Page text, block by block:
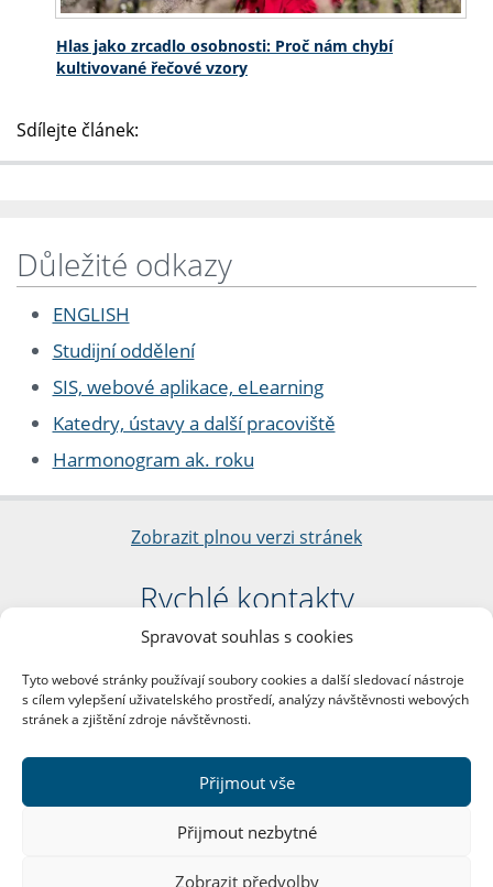
Spravovat souhlas s cookies
Tyto webové stránky používají soubory cookies a další sledovací nástroje
s cílem vylepšení uživatelského prostředí, analýzy návštěvnosti webových
stránek a zjištění zdroje návštěvnosti.
Přijmout vše
Přijmout nezbytné
Zobrazit předvolby
Hlas jako zrcadlo osobnosti: Proč nám chybí
kultivované řečové vzory
Sdílejte článek:
Důležité odkazy
ENGLISH
Studijní oddělení
SIS, webové aplikace, eLearning
Katedry, ústavy a další pracoviště
Harmonogram ak. roku
Zobrazit plnou verzi stránek
Rychlé kontakty
Filozofická fakulta
nám. Jana Palacha 1/2
116 38 Praha 1
DIČ: CZ00216208
Další kontakty